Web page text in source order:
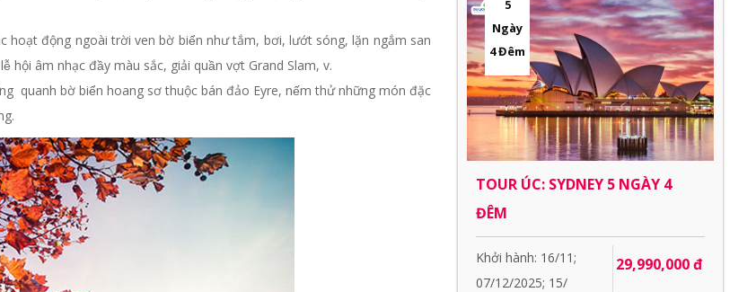
động ngoài trời ven bờ biển như tắm, bơi, lướt sóng, lặn ngắm san
hội âm nhạc đầy màu sắc, giải quần vợt Grand Slam, v.
quanh bờ biển hoang sơ thuộc bán đảo Eyre, nếm thử những món đặc
5
Ngày
4 Đêm
TOUR ÚC: SYDNEY 5 NGÀY 4
ĐÊM
Khởi hành: 16/11;
07/12/2025; 15/
29,990,000 đ